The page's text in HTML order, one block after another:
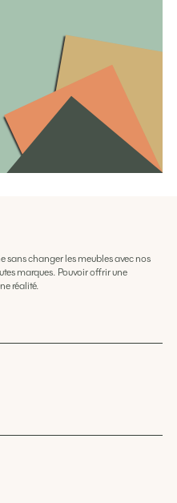
sans changer les meubles avec nos
marques. Pouvoir offrir une
réalité.